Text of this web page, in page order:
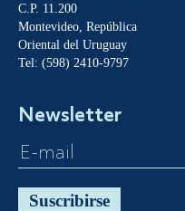
C.P. 11.200
Montevideo, República
Oriental del Uruguay
Tel: (598) 2410-9797
Newsletter
Suscribirse